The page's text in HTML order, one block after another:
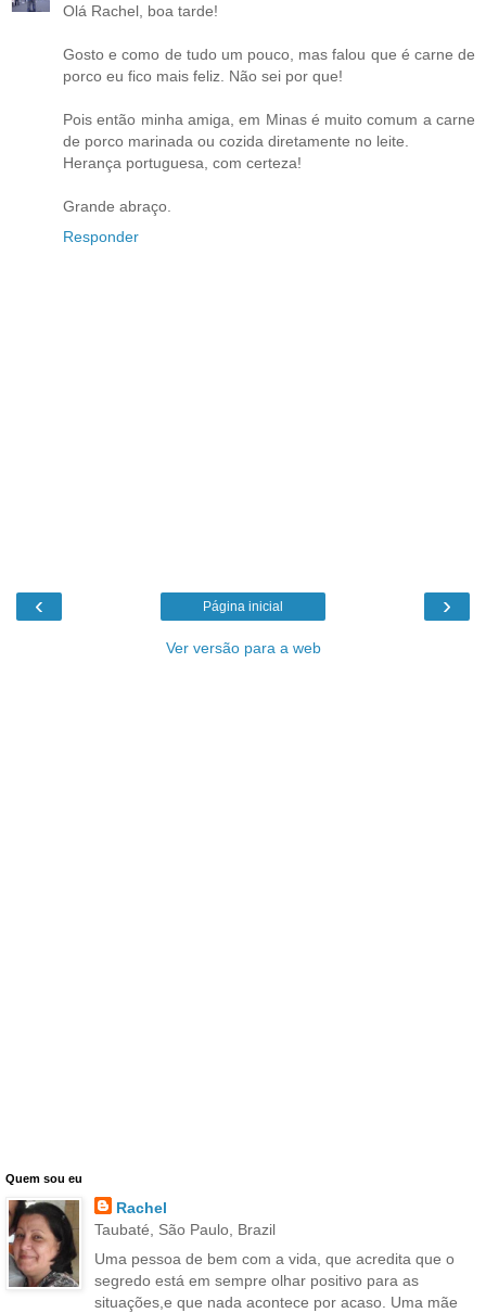
Olá Rachel, boa tarde!
Gosto e como de tudo um pouco, mas falou que é carne de
porco eu fico mais feliz. Não sei por que!
Pois então minha amiga, em Minas é muito comum a carne
de porco marinada ou cozida diretamente no leite.
Herança portuguesa, com certeza!
Grande abraço.
Responder
‹ ›
Página inicial
Ver versão para a web
Quem sou eu
Rachel
Taubaté, São Paulo, Brazil
Uma pessoa de bem com a vida, que acredita que o
segredo está em sempre olhar positivo para as
situações,e que nada acontece por acaso. Uma mãe